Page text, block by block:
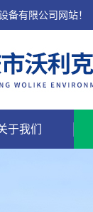
备有限公司网站！
于我们